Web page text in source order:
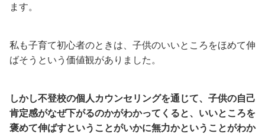
ます。
私も子育て初心者のときは、子供のいいところをほめて伸
ばそうという価値観がありました。
しかし不登校の個人カウンセリングを通じて、子供の自己
肯定感がなぜ下がるのかがわかってくると、いいところを
褒めて伸ばすということがいかに無力かということがわか